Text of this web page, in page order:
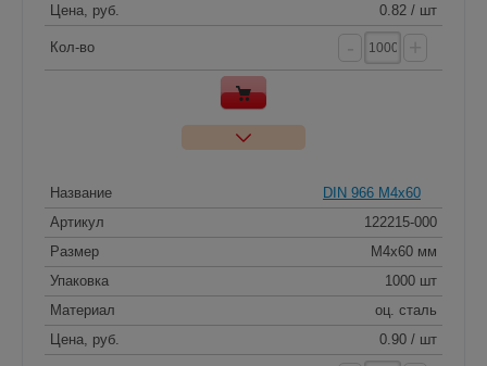
Цена, руб.
0.82 / шт
Кол-во
Название
DIN 966 M4x60
Артикул
122215-000
Размер
M4x60 мм
Упаковка
1000 шт
Материал
оц. сталь
Цена, руб.
0.90 / шт